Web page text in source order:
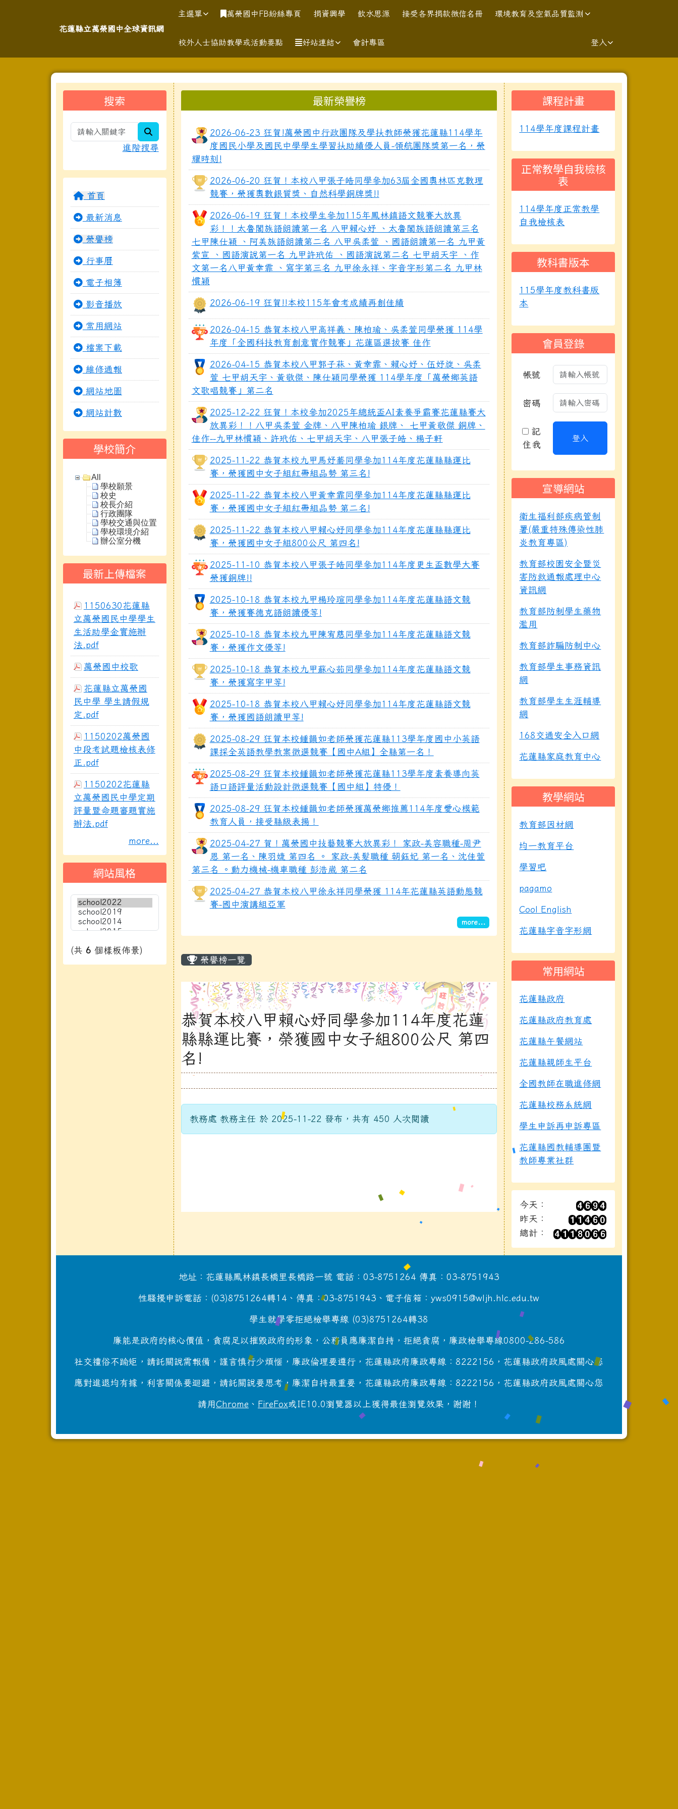
花蓮縣立萬榮國中全球資訊網
花蓮縣立萬榮國中全球資訊網
主選單 萬榮國中FB紛絲專頁 捐資興學 飲水思源 接受各界捐款徴信名冊 環境教育及空氣品質監測
校外人士協助教學或活動要點 好站連結 會計專區 登入
左邊區域內容
搜索
search
進階搜尋
首頁
最新消息
榮譽榜
行事曆
電子相簿
影音播放
常用網站
檔案下載
維修通報
網站地圖
網站計數
學校簡介
All
學校願景
校史
校長介紹
行政團隊
學校交通與位置
學校環境介紹
辦公室分機
最新上傳檔案
1150630花蓮縣
立萬榮國民中學學生
生活助學金實施辦
法.pdf
萬榮國中校歌
花蓮縣立萬榮國
民中學 學生請假規
定.pdf
1150202萬榮國
中段考試題檢核表修
正.pdf
1150202花蓮縣
立萬榮國民中學定期
評量暨命題審題實施
辦法.pdf
more...
網站風格
(共 6 個樣板佈景)
最新榮譽榜
2026-06-23 狂賀!萬榮國中行政團隊及學扶教師榮獲花蓮縣114學年
度國民小學及國民中學學生學習扶助績優人員-領航團隊獎第一名，榮
耀時刻!
2026-06-20 狂賀！本校八甲張子皓同學參加63屆全國奧林匹克數理
競賽，榮獲奧數銀質獎、自然科學銅牌獎!!
2026-06-19 狂賀！本校學生參加115年鳳林鎮語文競賽大放異
彩！！太魯閣族語朗讀第一名 八甲賴心妤 、太魯閣族語朗讀第三名
七甲陳仕穎 、阿美族語朗讀第二名 八甲吳柔萱 、國語朗讀第一名 九甲黃
紫宣 、國語演說第一名 九甲許玳佑 、國語演說第二名 七甲胡天宇 、作
文第一名八甲黃幸霏 、寫字第三名 九甲徐永祥、字音字形第二名 九甲林
慣穎
2026-06-19 狂賀!!本校115年會考成績再創佳績
2026-04-15 恭賀本校八甲高祥義、陳柏瑜、吳柔萱同學榮獲 114學
年度「全國科技教育創意實作競賽」花蓮區選拔賽 佳作
2026-04-15 恭賀本校八甲郭子菻、黃幸霏、賴心妤、伍妤旋、吳柔
萱 七甲胡天宇、黃敬傑、陳仕穎同學榮獲 114學年度「萬榮鄉英語
文歌唱競賽」第二名
2025-12-22 狂賀！本校參加2025年總統盃AI素養爭霸賽花蓮縣賽大
放異彩！！八甲吳柔萱 金牌、八甲陳柏瑜 銀牌、 七甲黃敬傑 銅牌、
佳作--九甲林慣穎、許玳佑、七甲胡天宇、八甲張子皓、楊子軒
2025-11-22 恭賀本校九甲馬妤蕎同學參加114年度花蓮縣縣運比
賽，榮獲國中女子組紅帶組品勢 第三名!
2025-11-22 恭賀本校八甲黃幸霏同學參加114年度花蓮縣縣運比
賽，榮獲國中女子組紅帶組品勢 第二名!
2025-11-22 恭賀本校八甲賴心妤同學參加114年度花蓮縣縣運比
賽，榮獲國中女子組800公尺 第四名!
2025-11-10 恭賀本校八甲張子皓同學參加114年度更生盃數學大賽
榮獲銅牌!!
2025-10-18 恭賀本校九甲楊玲瑄同學參加114年度花蓮縣語文競
賽，榮獲賽德克語朗讀優等!
2025-10-18 恭賀本校九甲陳宥慈同學參加114年度花蓮縣語文競
賽，榮獲作文優等!
2025-10-18 恭賀本校九甲蘇心茹同學參加114年度花蓮縣語文競
賽，榮獲寫字甲等!
2025-10-18 恭賀本校八甲賴心妤同學參加114年度花蓮縣語文競
賽，榮獲國語朗讀甲等!
2025-08-29 狂賀本校鍾韻如老師榮獲花蓮縣113學年度國中小英語
課採全英語教學教案徵選競賽【國中A組】全縣第一名！
2025-08-29 狂賀本校鍾韻如老師榮獲花蓮縣113學年度素養導向英
語口語評量活動設計徵選競賽【國中組】特優！
2025-08-29 狂賀本校鍾韻如老師榮獲萬榮鄉推薦114年度愛心模範
教育人員，接受縣級表揚！
2025-04-27 賀！萬榮國中技藝競賽大放異彩！ 家政-美容職種-周尹
恩 第一名、陳羽婕 第四名 。 家政-美髮職種 朝鈺妃 第一名、沈佳萱
第三名 。動力機械-機車職種 彭浩崴 第二名
2025-04-27 恭賀本校八甲徐永祥同學榮獲 114年花蓮縣英語動態競
賽-國中演講組亞軍
more...
主內容區域
榮譽榜一覽
恭賀本校八甲賴心妤同學參加114年度花蓮
縣縣運比賽，榮獲國中女子組800公尺 第四
名!
教務處 教務主任 於 2025-11-22 發布，共有 450 人次閱讀
右邊區域內容
課程計畫
114學年度課程計畫
正常教學自我檢核
表
114學年度正常教學
自我檢核表
教科書版本
115學年度教科書版
本
會員登錄
帳號
密碼
記
住我
登入
宣導網站
衛生福利部疾病管制
署(嚴重特殊傳染性肺
炎教育專區)
教育部校園安全暨災
害防救通報處理中心
資訊網
教育部防制學生藥物
濫用
教育部詐騙防制中心
教育部學生事務資訊
網
教育部學生生涯輔導
網
168交通安全入口網
花蓮縣家庭教育中心
教學網站
教育部因材網
均一教育平台
學習吧
pagamo
Cool English
花蓮縣字音字形網
常用網站
花蓮縣政府
花蓮縣政府教育處
花蓮縣午餐網站
花蓮縣親師生平台
全國教師在職進修網
花蓮縣校務系統網
學生申訴再申訴專區
花蓮縣國教輔導團暨
教師專業社群
今天：
昨天：
總計：
頁尾區域
地址：花蓮縣鳳林鎮長橋里長橋路一號 電話：03-8751264 傳真：03-8751943
性騷擾申訴電話：(03)8751264轉14、傳真：03-8751943、電子信箱：yws0915@wljh.hlc.edu.tw
學生就學零拒絕檢舉專線 (03)8751264轉38
廉能是政府的核心價值，貪腐足以摧毀政府的形象，公務員應廉潔自持，拒絕貪腐，廉政檢舉專線0800-286-586
社交禮俗不踰矩，請託關說需報備，謹言慎行少煩惱，廉政倫理要遵行，花蓮縣政府廉政專線：8222156，花蓮縣政府政風處關心您
應對進退均有據，利害關係要迴避，請託關說要思考，廉潔自持最重要，花蓮縣政府廉政專線：8222156，花蓮縣政府政風處關心您
請用 Chrome 、 FireFox或IE10.0瀏覽器以上獲得最佳瀏覽效果，謝謝！